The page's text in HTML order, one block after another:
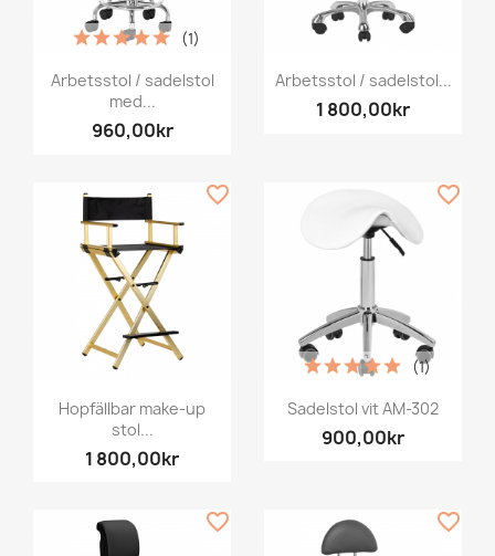
Arbetsstol / sadelstol
med...
960,00kr
(1)
Arbetsstol / sadelstol...
1 800,00kr
Hopfällbar make-up
stol...
1 800,00kr
favorite_border
Sadelstol vit AM-302
900,00kr
(1)
favorite_border
favorite_border favorite_border